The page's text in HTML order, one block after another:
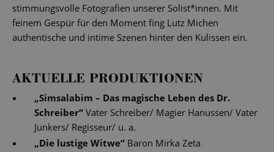
stimmungsvolle Fotografien unserer Solist*innen. Mit
feinem Gespür für den Moment fing Lutz Michen
authentische und intime Szenen hinter den Kulissen ein.
AKTUELLE PRODUKTIONEN
„Simsalabim – Das magische Leben des Dr.
Schreiber“ Vater Schreiber/ Magier Hanussen/ Vater
Junkers/ Regisseur/ u. a.
„Die lustige Witwe“ Baron Mirka Zeta